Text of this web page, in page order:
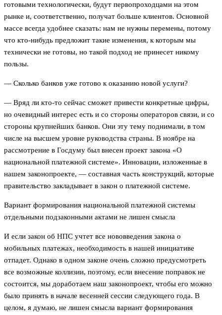
готовыми технологически, будут первопроходцами на этом
рынке и, соответственно, получат больше клиентов. Основной
массе всегда удобнее сказать: нам не нужны перемены, потому
что кто-нибудь предложит такие изменения, к которым мы
технически не готовы, но такой подход не принесет никому
пользы.
— Сколько банков уже готово к оказанию новой услуги?
— Вряд ли кто-то сейчас сможет привести конкретные цифры,
но очевидный интерес есть и со стороны операторов связи, и со
стороны крупнейших банков. Они эту тему поднимали, в том
числе на высшем уровне руководства страны. В ноябре на
рассмотрение в Госдуму был внесен проект закона «О
национальной платежной системе». Инновации, изложенные в
нашем законопроекте, — составная часть конструкций, которые
правительство закладывает в закон о платежной системе.
Вариант формирования национальной платежной системы
отдельными подзаконными актами не лишен смысла
И если закон об НПС учтет все нововведения закона о
мобильных платежах, необходимость в нашей инициативе
отпадет. Однако в одном законе очень сложно предусмотреть
все возможные коллизии, поэтому, если внесение поправок не
состоится, мы доработаем наш законопроект, чтобы его можно
было принять в начале весенней сессии следующего года. В
целом, я думаю, не лишен смысла вариант формирования